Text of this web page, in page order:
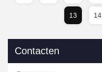
13 14
Contacten